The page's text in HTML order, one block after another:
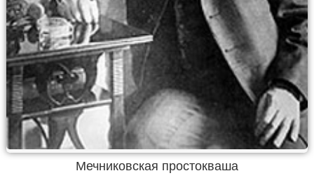
Мечниковская простокваша